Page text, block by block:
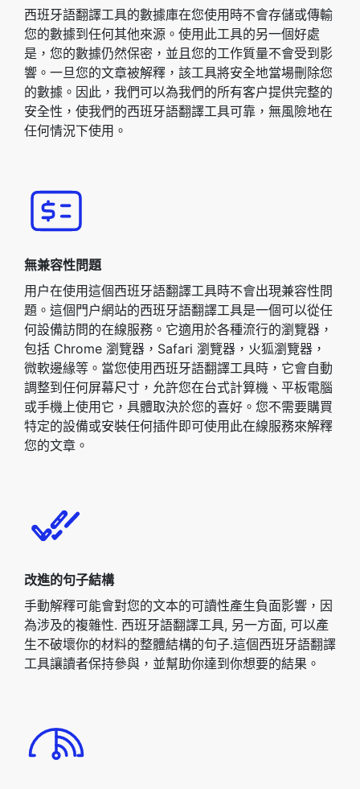
西班牙語翻譯工具的數據庫在您使用時不會存儲或傳輸
您的數據到任何其他來源。使用此工具的另一個好處
是，您的數據仍然保密，並且您的工作質量不會受到影
響。一旦您的文章被解釋，該工具將安全地當場刪除您
的數據。因此，我們可以為我們的所有客户提供完整的
安全性，使我們的西班牙語翻譯工具可靠，無風險地在
任何情況下使用。
無兼容性問題
用户在使用這個西班牙語翻譯工具時不會出現兼容性問
題。這個門户網站的西班牙語翻譯工具是一個可以從任
何設備訪問的在線服務。它適用於各種流行的瀏覽器，
包括 Chrome 瀏覽器，Safari 瀏覽器，火狐瀏覽器，
微軟邊緣等。當您使用西班牙語翻譯工具時，它會自動
調整到任何屏幕尺寸，允許您在台式計算機、平板電腦
或手機上使用它，具體取決於您的喜好。您不需要購買
特定的設備或安裝任何插件即可使用此在線服務來解釋
您的文章。
改進的句子結構
手動解釋可能會對您的文本的可讀性產生負面影響，因
為涉及的複雜性. 西班牙語翻譯工具, 另一方面, 可以產
生不破壞你的材料的整體結構的句子.這個西班牙語翻譯
工具讓讀者保持參與，並幫助你達到你想要的結果。